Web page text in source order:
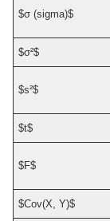
$σ (sigma)$
$σ²$
$s²$
$t$
$F$
$Cov(X, Y)$